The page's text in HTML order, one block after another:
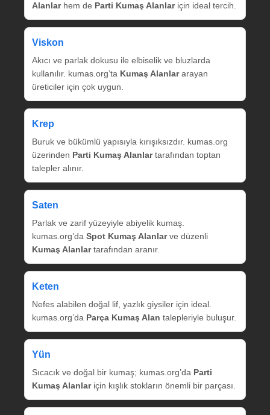
Alanlarhem de Parti Kumaş Alanlariçin ideal tercih.
Viskon
Akıcı ve parlak dokusu ile elbiselik ve bluzlarda
kullanılır. kumas.org’ta Kumaş Alanlararayan
üreticiler için çok uygun.
Krep
Buruk ve bükümlü yapısıyla kırışıksızdır. kumas.org
üzerinden Parti Kumaş Alanlartarafından toptan
talepler alınır.
Saten
Parlak ve zarif yüzeyiyle abiyelik kumaş.
kumas.org’da Spot Kumaş Alanlarve düzenli
Kumaş Alanlartarafından aranır.
Keten
Nefes alabilen doğal lif, yazlık giysiler için ideal.
kumas.org’da Parça Kumaş Alan talepleriyle buluşur.
Yün
Sıcacık ve doğal bir kumaş; kumas.org’da Parti
Kumaş Alanlariçin kışlık stokların önemli bir parçası.